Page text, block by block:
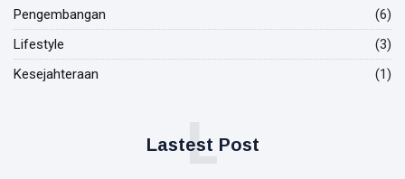
LIFESTYLE
AI Semakin
Berkembang,
Bagaimana
Pengembangan
(6)
Lifestyle
(3)
Kesejahteraan
(1)
Lastest Post
L